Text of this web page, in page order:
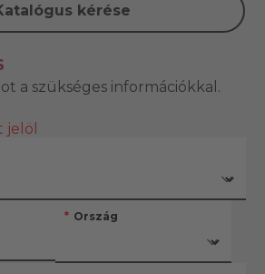
kérése
a szükséges információkkal.